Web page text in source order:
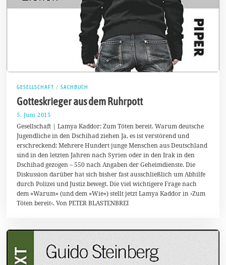
GESELLSCHAFT / SACHBUCH
Gotteskrieger aus dem Ruhrpott
5. Juni 2015
.
J
u
l
i
2
0
1
Gesellschaft | Lamya Kaddor: Zum Töten bereit. Warum deutsche
Jugendliche in den Dschihad ziehen Ja, es ist verstörend und
erschreckend: Mehrere Hundert junge Menschen aus Deutschland
sind in den letzten Jahren nach Syrien oder in den Irak in den
Dschihad gezogen – 550 nach Angaben der Geheimdienste. Die
Diskussion darüber hat sich bisher fast ausschließlich um Abhilfe
durch Polizei und Justiz bewegt. Die viel wichtigere Frage nach
dem »Warum« (und dem »Wie«) stellt jetzt Lamya Kaddor in ›Zum
Töten bereit‹. Von PETER BLASTENBREI